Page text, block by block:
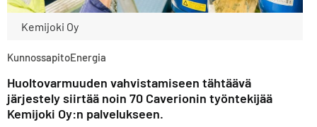
Kemijoki Oy
KunnossapitoEnergia
Huoltovarmuuden vahvistamiseen tähtäävä
järjestely siirtää noin 70 Caverionin työntekijää
Kemijoki Oy:n palvelukseen.